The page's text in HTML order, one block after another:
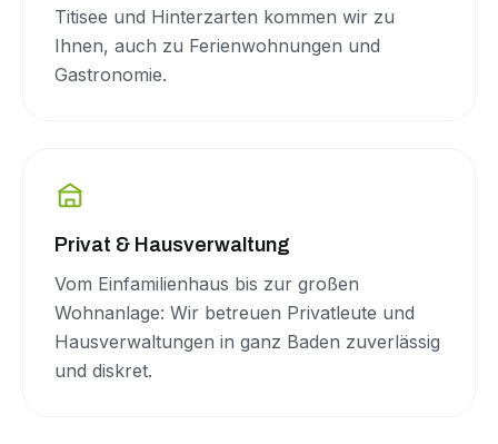
Titisee und Hinterzarten kommen wir zu
Ihnen, auch zu Ferienwohnungen und
Gastronomie.
Privat & Hausverwaltung
Vom Einfamilienhaus bis zur großen
Wohnanlage: Wir betreuen Privatleute und
Hausverwaltungen in ganz Baden zuverlässig
und diskret.